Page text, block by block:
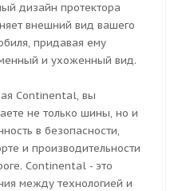
дизайн протектора
внешний вид вашего
придавая ему
и ухоженный вид.
Continental, вы
не только шины, но и
в безопасности,
и производительности
Continental - это
между технологией и